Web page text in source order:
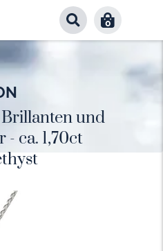
0
und
ca. 1,70ct